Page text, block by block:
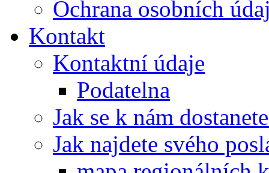
Ochrana osobních
Kontakt
Kontaktní údaje
Podatelna
Jak se k nám
Jak najdete svého